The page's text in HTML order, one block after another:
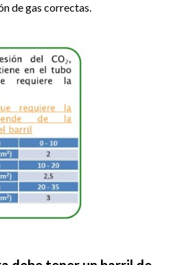
de gas correctas.